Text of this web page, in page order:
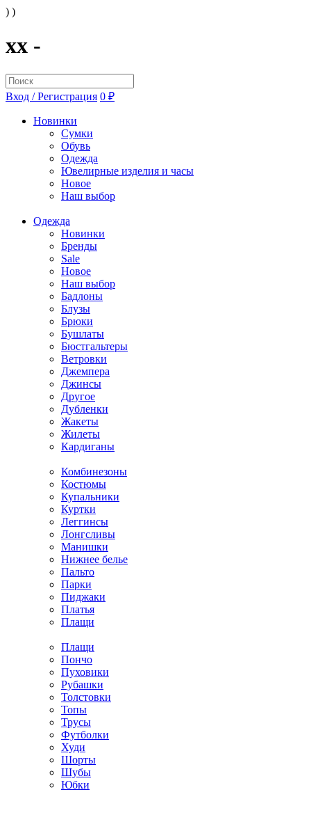
) )
xx -
Вход / Регистрация 0 ₽
Новинки
Сумки
Обувь
Одежда
Ювелирные изделия и часы
Новое
Наш выбор
Одежда
Новинки
Бренды
Sale
Новое
Наш выбор
Бадлоны
Блузы
Брюки
Бушлаты
Бюстгальтеры
Ветровки
Джемпера
Джинсы
Другое
Дубленки
Жакеты
Жилеты
Кардиганы
Комбинезоны
Костюмы
Купальники
Куртки
Леггинсы
Лонгсливы
Манишки
Нижнее белье
Пальто
Парки
Пиджаки
Платья
Плащи
Плащи
Пончо
Пуховики
Рубашки
Толстовки
Топы
Трусы
Футболки
Худи
Шорты
Шубы
Юбки